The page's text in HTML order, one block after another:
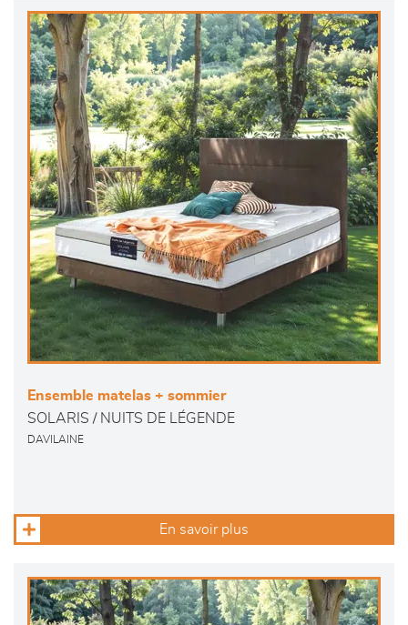
Ensemble matelas + sommier
SOLARIS / NUITS DE LÉGENDE
DAVILAINE
En savoir plus